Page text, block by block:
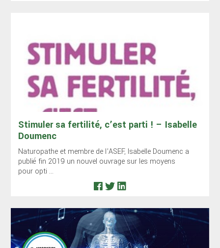
Stimuler sa fertilité, c’est parti ! – Isabelle
Doumenc
Naturopathe et membre de l’ASEF, Isabelle Doumenc a
publié fin 2019 un nouvel ouvrage sur les moyens
pour opti ...